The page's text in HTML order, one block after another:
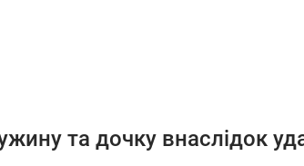
та дочку внаслідок